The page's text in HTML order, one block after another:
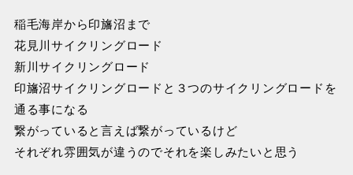
稲毛海岸から印旛沼まで
花見川サイクリングロード
新川サイクリングロード
印旛沼サイクリングロードと３つのサイクリングロードを
通る事になる
繋がっていると言えば繋がっているけど
それぞれ雰囲気が違うのでそれを楽しみたいと思う